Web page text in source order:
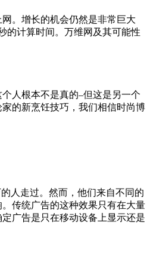
。增长的机会仍然是非常巨大
的计算时间。万维网及其可能性
人根本不是真的–但这是另一个
的新烹饪技巧，我们相信时尚博
人走过。然而，他们来自不同的
传统广告的这种效果只有在大量
广告是只在移动设备上显示还是